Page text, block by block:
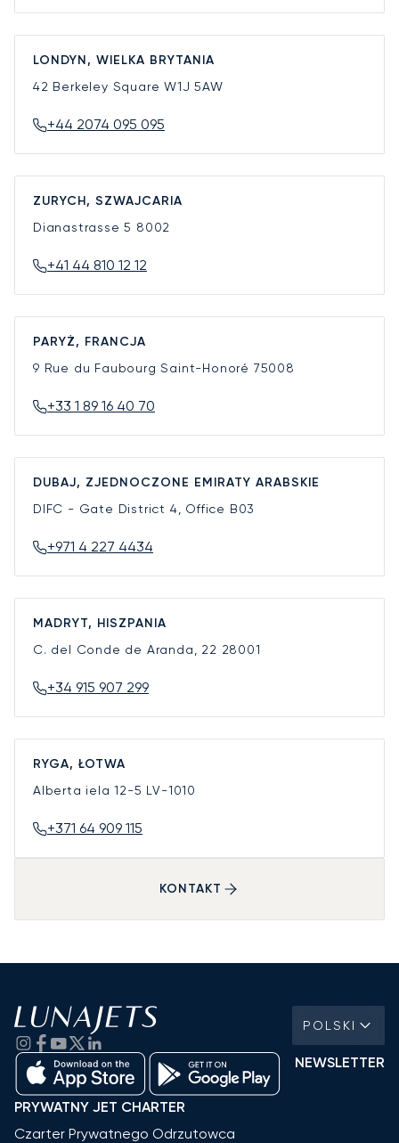
LONDYN, WIELKA BRYTANIA
42 Berkeley SquareW1J 5AW
+44 2074 095 095
ZURYCH, SZWAJCARIA
Dianastrasse 5 8002
+41 44 810 12 12
PARYŻ, FRANCJA
9 Rue du Faubourg Saint-Honoré 75008
+33 1 89 16 40 70
DUBAJ, ZJEDNOCZONE EMIRATY ARABSKIE
DIFC - Gate District 4, Office B03
+971 4 227 4434
MADRYT, HISZPANIA
C. del Conde de Aranda, 22 28001
+34 915 907 299
RYGA, ŁOTWA
Alberta iela 12-5 LV-1010
+371 64 909 115
KONTAKT
POLSKI
NEWSLETTER
PRYWATNY JET CHARTER
Czarter Prywatnego Odrzutowca